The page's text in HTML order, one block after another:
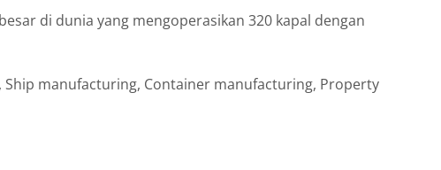
di dunia yang mengoperasikan 320 kapal dengan
Ship manufacturing, Container manufacturing, Property